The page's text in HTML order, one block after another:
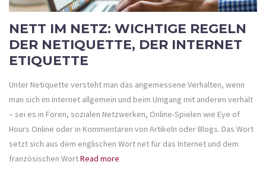
NETT IM NETZ: WICHTIGE REGELN
DER NETIQUETTE, DER INTERNET
ETIQUETTE
Unter Netiquette versteht man das angemessene Verhalten, wenn
man sich im Internet allgemein und beim Umgang mit anderen verhält
– sei es in Foren, sozialen Netzwerken, Online-Spielen wie Eye of
Hours Online oder in Kommentaren von Artikeln oder Blogs. Das Wort
setzt sich aus dem englischen Wort net für das Internet und dem
französischen WortRead more